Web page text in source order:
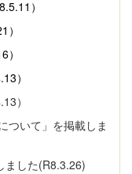
）
）
）
ついて」を掲載しま
ました(R8.3.26)